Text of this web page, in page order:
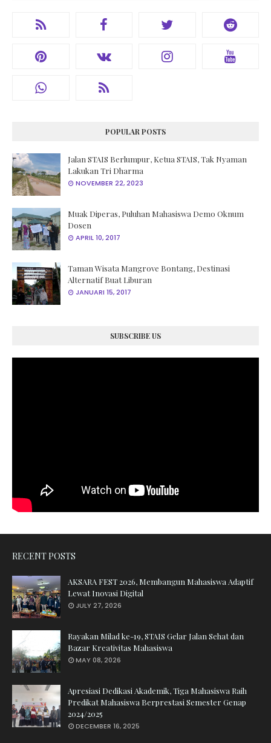
POPULAR POSTS
Jalan STAIS Berlumpur, Ketua STAIS, Tak Nyaman
Lakukan Tri Dharma
NOVEMBER 22, 2023
Muak Diperas, Puluhan Mahasiswa Demo Oknum
Dosen
APRIL 10, 2017
Taman Wisata Mangrove Bontang, Destinasi
Alternatif Buat Liburan
JANUARI 15, 2017
SUBSCRIBE US
RECENT POSTS
AKSARA FEST 2026, Membangun Mahasiswa Adaptif
Lewat Inovasi Digital
JULY 27, 2026
Rayakan Milad ke-19, STAIS Gelar Jalan Sehat dan
Bazar Kreativitas Mahasiswa
MAY 08, 2026
Apresiasi Dedikasi Akademik, Tiga Mahasiswa Raih
Predikat Mahasiswa Berprestasi Semester Genap
2024/2025
DECEMBER 16, 2025